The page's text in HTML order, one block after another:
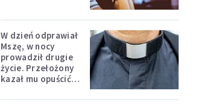
W dzień odprawiał
Mszę, w nocy
prowadził drugie
życie. Przełożony
kazał mu opuścić